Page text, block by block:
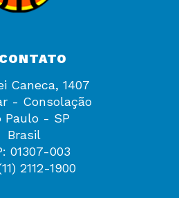
Caneca, 1407
- Consolação
Paulo - SP
Brasil
01307-003
2112-1900